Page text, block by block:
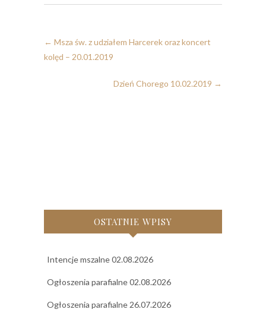
← Msza św. z udziałem Harcerek oraz koncert
kolęd – 20.01.2019
Dzień Chorego 10.02.2019 →
OSTATNIE WPISY
Intencje mszalne 02.08.2026
Ogłoszenia parafialne 02.08.2026
Ogłoszenia parafialne 26.07.2026